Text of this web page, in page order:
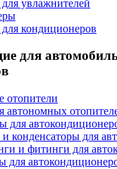
увлажнителей
кондиционеров
для
отопители
автономных
для
конденсаторы для
и фитинги для
для